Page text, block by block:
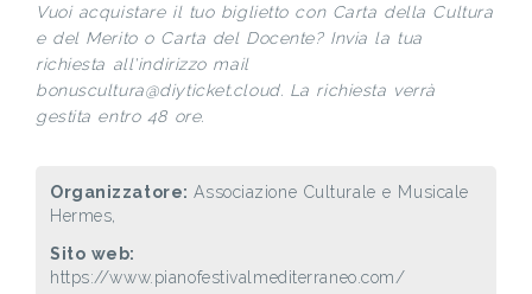
Vuoi acquistare il tuo biglietto con Carta della Cultura
e del Merito o Carta del Docente? Invia la tua
richiesta all'indirizzo mail
bonuscultura@diyticket.cloud. La richiesta verrà
gestita entro 48 ore.
Organizzatore:Associazione Culturale e Musicale
Hermes,
Sito web:
https://www.pianofestivalmediterraneo.com/